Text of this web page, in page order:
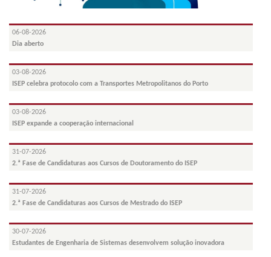
06-08-2026
Dia aberto
03-08-2026
ISEP celebra protocolo com a Transportes Metropolitanos do Porto
03-08-2026
ISEP expande a cooperação internacional
31-07-2026
2.ª Fase de Candidaturas aos Cursos de Doutoramento do ISEP
31-07-2026
2.ª Fase de Candidaturas aos Cursos de Mestrado do ISEP
30-07-2026
Estudantes de Engenharia de Sistemas desenvolvem solução inovadora